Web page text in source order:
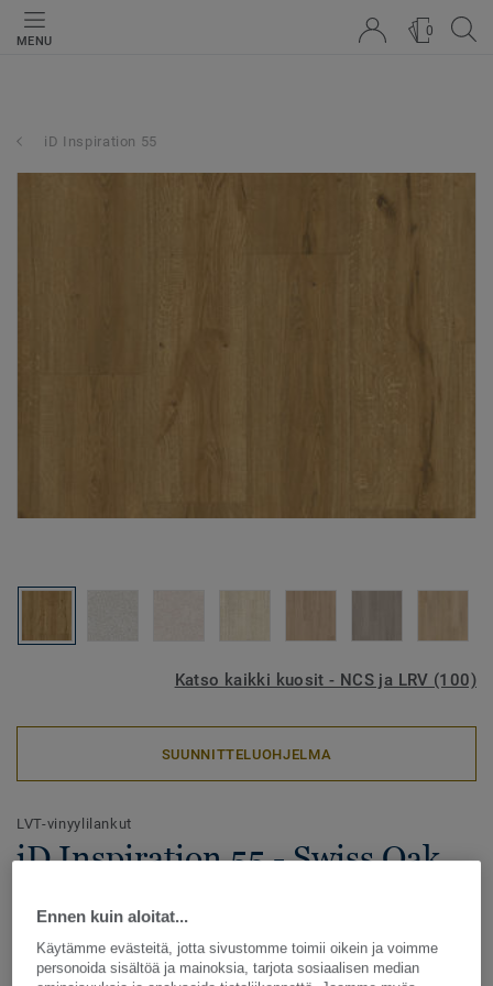
MENU
0
iD Inspiration 55
Katso kaikki kuosit - NCS ja LRV (100)
SUUNNITTELUOHJELMA
LVT-vinyylilankut
iD Inspiration 55 - Swiss Oak
iD Inspiration tarjoaa entistä parempaa modulaarisuutta,
jonka avulla tilaa voidaan muuttaa helposti vastaamaan
Ennen kuin aloitat...
Käytämme evästeitä, jotta sivustomme toimii oikein ja voimme
personoida sisältöä ja mainoksia, tarjota sosiaalisen median